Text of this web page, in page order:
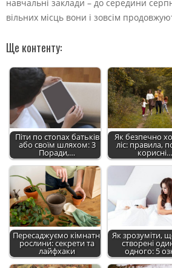
навчальні заклади – до середини
вільних місць вони і зовсім
Ще контенту:
Піти по стопах батьків
або своїм шляхом: 3
Поради,…
Як безпечно
ліс: правила,
корисні…
Пересаджуємо кімнатні
рослини: секрети та
лайфхаки
Як зрозуміти,
створені
одного: 5